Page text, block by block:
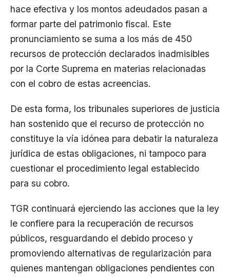
hace efectiva y los montos adeudados pasan a
formar parte del patrimonio fiscal. Este
pronunciamiento se suma a los más de 450
recursos de protección declarados inadmisibles
por la Corte Suprema en materias relacionadas
con el cobro de estas acreencias.
De esta forma, los tribunales superiores de justicia
han sostenido que el recurso de protección no
constituye la vía idónea para debatir la naturaleza
jurídica de estas obligaciones, ni tampoco para
cuestionar el procedimiento legal establecido
para su cobro.
TGR continuará ejerciendo las acciones que la ley
le confiere para la recuperación de recursos
públicos, resguardando el debido proceso y
promoviendo alternativas de regularización para
quienes mantengan obligaciones pendientes con